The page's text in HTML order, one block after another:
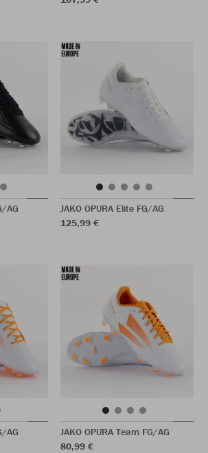
AG
JAKO OPURA Elite FG/AG
125,99 €
AG
JAKO OPURA Team FG/AG
80,99 €